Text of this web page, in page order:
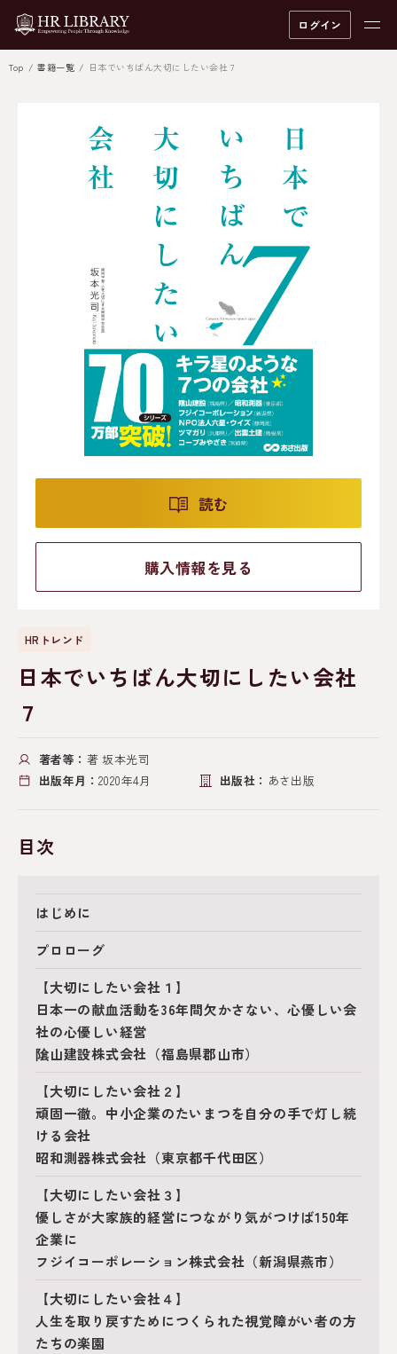
ログイン
Top 書籍一覧 日本でいちばん大切にしたい会社７
読む
購入情報を見る
HRトレンド
日本でいちばん大切にしたい会社
７
著者等： 著 坂本光司
出版年月： 2020年4月 出版社： あさ出版
目次
はじめに
プロローグ
【大切にしたい会社１】
日本一の献血活動を36年間欠かさない、心優しい会
社の心優しい経営
隂山建設株式会社（福島県郡山市）
【大切にしたい会社２】
頑固一徹。中小企業のたいまつを自分の手で灯し続
ける会社
昭和測器株式会社（東京都千代田区）
【大切にしたい会社３】
優しさが大家族的経営につながり気がつけば150年
企業に
フジイコーポレーション株式会社（新潟県燕市）
【大切にしたい会社４】
人生を取り戻すためにつくられた視覚障がい者の方
たちの楽園